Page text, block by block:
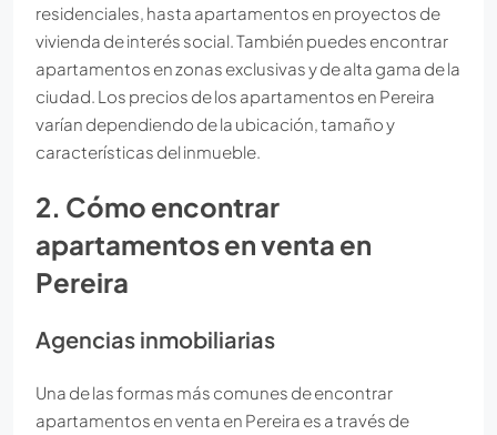
residenciales, hasta apartamentos en proyectos de
vivienda de interés social. También puedes encontrar
apartamentos en zonas exclusivas y de alta gama de la
ciudad. Los precios de los apartamentos en Pereira
varían dependiendo de la ubicación, tamaño y
características del inmueble.
2. Cómo encontrar
apartamentos en venta en
Pereira
Agencias inmobiliarias
Una de las formas más comunes de encontrar
apartamentos en venta en Pereira es a través de